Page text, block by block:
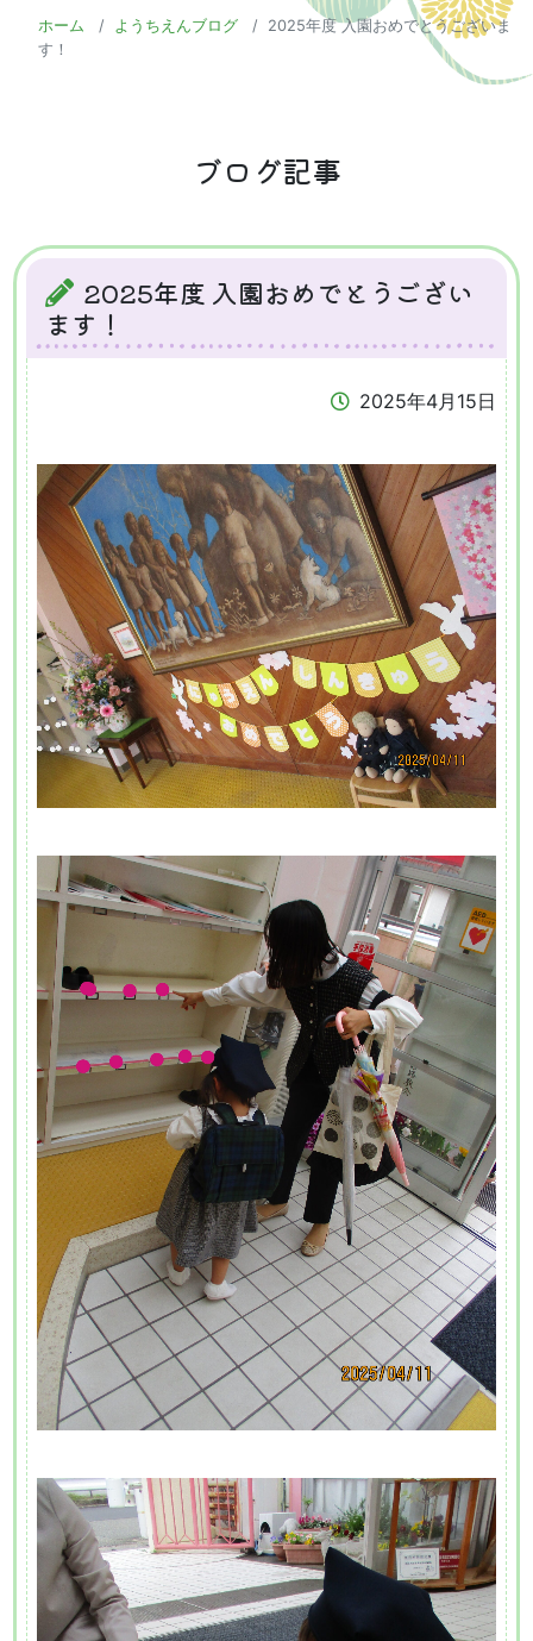
ホーム ようちえんブログ
2025年度 入園おめでとうございま
す！
ブログ記事
2025年度 入園おめでとうござい
ます！
2025年4月15日